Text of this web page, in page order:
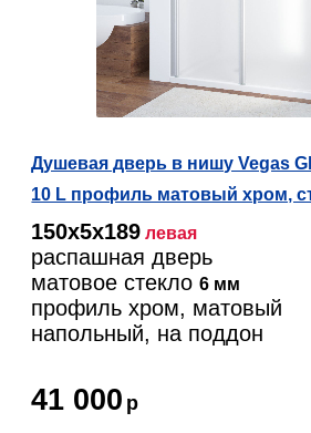
Душевая дверь в нишу Vegas
10 L профиль матовый хром,
150х5х189 левая
распашная дверь
матовое стекло6 мм
профиль хром, матовый
напольный, на поддон
41 000 р